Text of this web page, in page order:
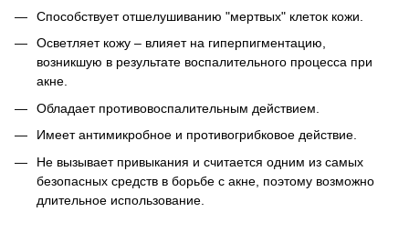
Способствует отшелушиванию "мертвых" клеток кожи.
Осветляет кожу – влияет на гиперпигментацию,
возникшую в результате воспалительного процесса при
акне.
Обладает противовоспалительным действием.
Имеет антимикробное и противогрибковое действие.
Не вызывает привыкания и считается одним из самых
безопасных средств в борьбе с акне, поэтому возможно
длительное использование.